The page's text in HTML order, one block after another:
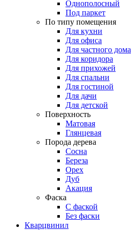
Однополосный
Под паркет
По типу помещения
Для кухни
Для офиса
Для частного дома
Для коридора
Для прихожей
Для спальни
Для гостиной
Для дачи
Для детской
Поверхность
Матовая
Глянцевая
Порода дерева
Сосна
Береза
Орех
Дуб
Акация
Фаска
С фаской
Без фаски
Кварцвинил